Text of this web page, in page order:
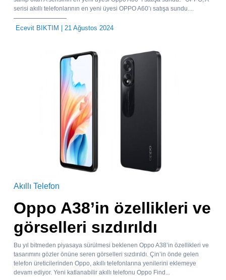
serisi akıllı telefonlarının en yeni üyesi OPPO A60’ı satışa sundu....
Ecevit BIKTIM | 21 Ağustos 2024
Akıllı Telefon
Oppo A38’in özellikleri ve
görselleri sızdırıldı
Bu yıl bitmeden piyasaya sürülmesi beklenen Oppo A38’in özellikleri ve
tasarımını gözler önüne seren görselleri sızdırıldı. Çin’in önde gelen
telefon üreticilerinden Oppo, akıllı telefonlarına yenilerini eklemeye
devam ediyor. Yeni katlanabilir akıllı telefonu Oppo Find...